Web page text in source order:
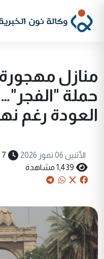
منازل مهجورة
حملة
العودة رغم
الأثنين 06 تموز 2026 7 دقيقة قراءة
1,439 مشاهدة